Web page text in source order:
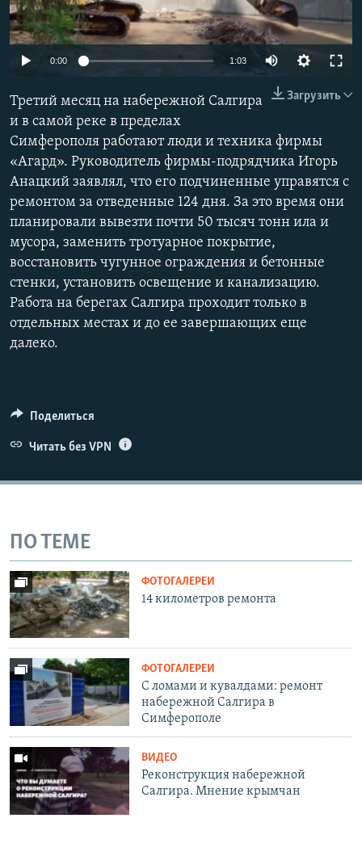
ПОБЕДИТЕЛЕЙ НЕ СУДЯТ?
КРЫМ.НЕПОКОРЕННЫЙ
УКРАИНСКАЯ ПРОБЛЕМА КРЫМА
ПРИСОЕДИНЯЙТЕСЬ!
Все сайты RFE/RL
0:00 1:03
Загрузить
Третий месяц на набережной Салгира
и в самой реке в пределах
Симферополя работают люди и техника фирмы
«Агард». Руководитель фирмы-подрядчика Игорь
Анацкий заявлял, что его подчиненные управятся с
ремонтом за отведенные 124 дня. За это время они
планировали вывезти почти 50 тысяч тонн ила и
мусора, заменить тротуарное покрытие,
восстановить чугунное ограждения и бетонные
стенки, установить освещение и канализацию.
Работа на берегах Салгира проходит только в
отдельных местах и до ее завершающих еще
далеко.
Поделиться
Читать без VPN
ПО ТЕМЕ
ФОТОГАЛЕРЕИ
14 километров ремонта
ФОТОГАЛЕРЕИ
С ломами и кувалдами: ремонт
набережной Салгира в
Симферополе
ВИДЕО
Реконструкция набережной
Салгира. Мнение крымчан